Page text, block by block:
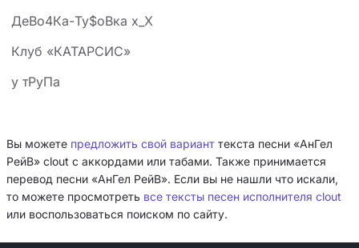
ДеВо4Ка-Ту$оВка x_X
Клуб «КАТАРСИС»
у тРуПа
Вы можете предложить свой вариант текста песни «АнГел
РейВ» clout с аккордами или табами. Также принимается
перевод песни «АнГел РейВ». Если вы не нашли что искали,
то можете просмотреть все тексты песен исполнителя clout
или воспользоваться поиском по сайту.